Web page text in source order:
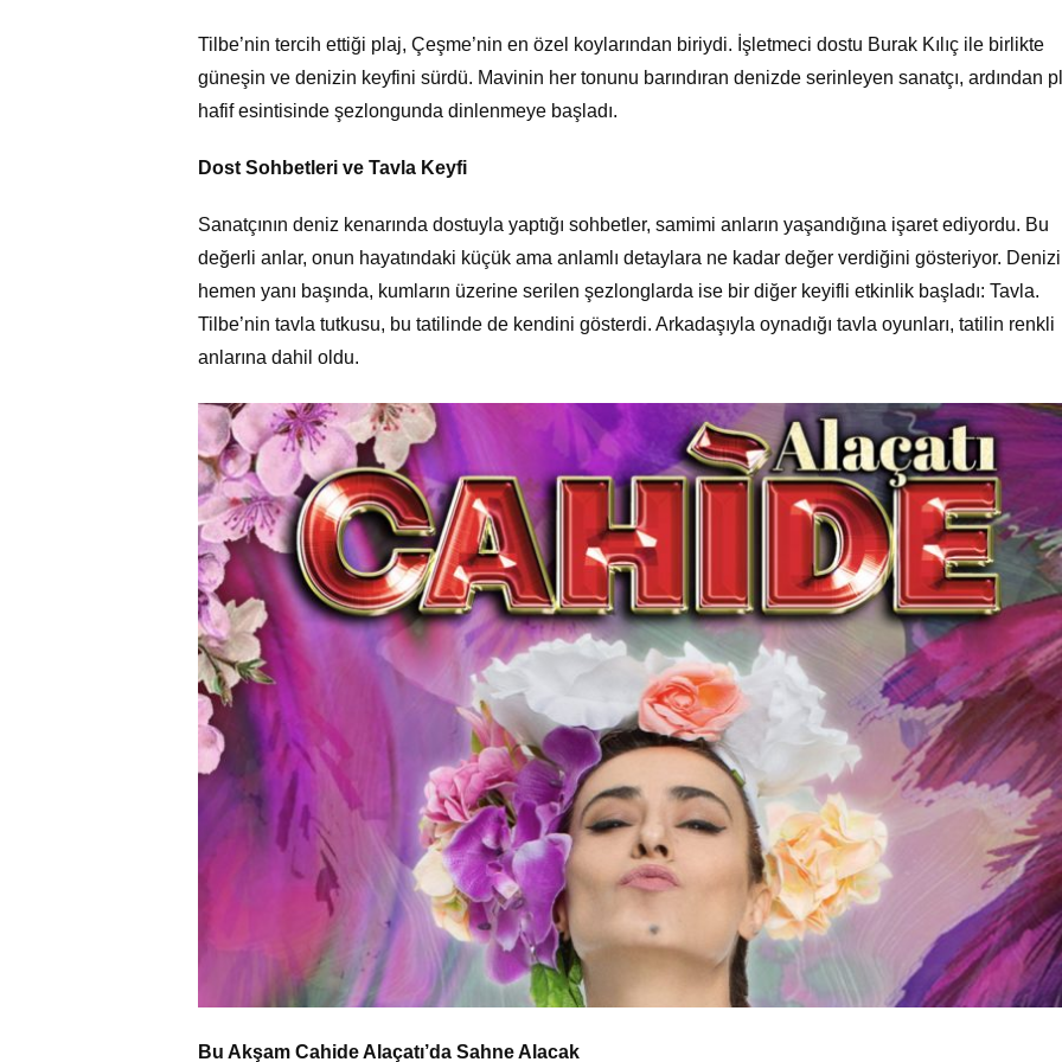
Tilbe’nin tercih ettiği plaj, Çeşme’nin en özel koylarından biriydi. İşletmeci dostu Burak Kılıç ile birlikte
güneşin ve denizin keyfini sürdü. Mavinin her tonunu barındıran denizde serinleyen sanatçı, ardından
hafif esintisinde şezlongunda dinlenmeye başladı.
Dost Sohbetleri ve Tavla Keyfi
Sanatçının deniz kenarında dostuyla yaptığı sohbetler, samimi anların yaşandığına işaret ediyordu. Bu
değerli anlar, onun hayatındaki küçük ama anlamlı detaylara ne kadar değer verdiğini gösteriyor.
hemen yanı başında, kumların üzerine serilen şezlonglarda ise bir diğer keyifli etkinlik başladı: Tavla.
Tilbe’nin tavla tutkusu, bu tatilinde de kendini gösterdi. Arkadaşıyla oynadığı tavla oyunları, tatilin renkli
anlarına dahil oldu.
Bu Akşam Cahide Alaçatı’da Sahne Alacak